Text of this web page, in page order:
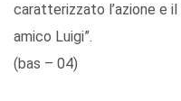
caratterizzato l’azione e
amico Luigi”.
(bas – 04)